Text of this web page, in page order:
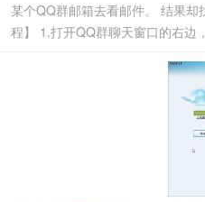
某个QQ群邮箱去看邮件。 结果
程】 1.打开QQ群聊天窗口的右边